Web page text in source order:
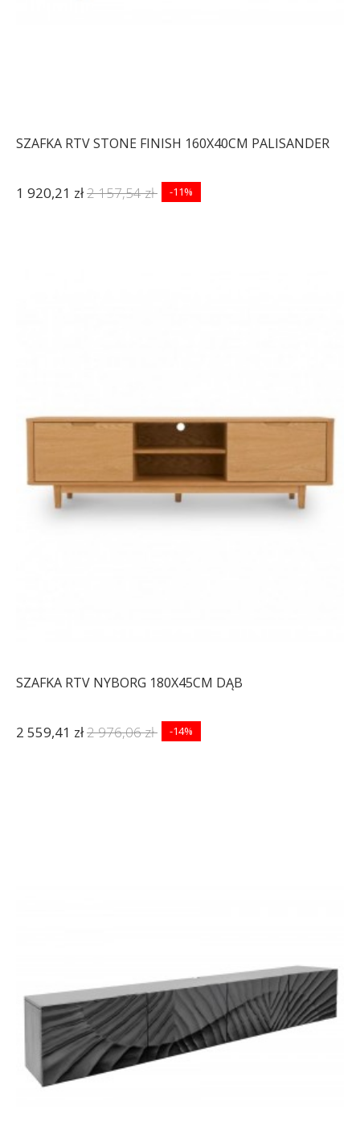
SZAFKA RTV STONE FINISH 160X40CM PALISANDER
1 920,21 zł2 157,54 zł -11%
SZAFKA RTV NYBORG 180X45CM DĄB
2 559,41 zł2 976,06 zł -14%